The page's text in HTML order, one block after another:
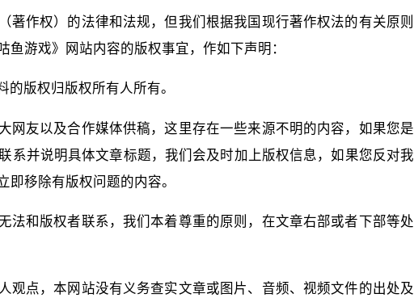
著作权）的法律和法规，但我们根据我国现行著作权法的有关原则
游戏》网站内容的版权事宜，作如下声明：
版权归版权所有人所有。
网友以及合作媒体供稿，这里存在一些来源不明的内容，如果您是
系并说明具体文章标题，我们会及时加上版权信息，如果您反对我
移除有版权问题的内容。
法和版权者联系，我们本着尊重的原则，在文章右部或者下部等处
观点，本网站没有义务查实文章或图片、音频、视频文件的出处及